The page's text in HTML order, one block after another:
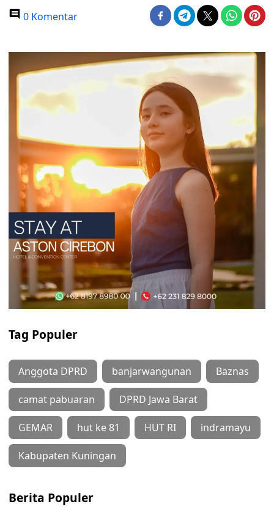
0 Komentar
Tag Populer
Anggota DPRD banjarwangunan Baznas
camat pabuaran DPRD Jawa Barat
GEMAR hut ke 81 HUT RI indramayu
Kabupaten Kuningan
Berita Populer